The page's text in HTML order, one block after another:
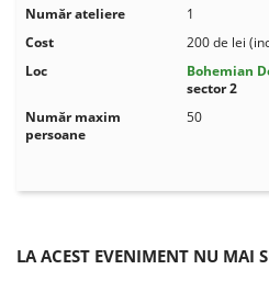
Număr ateliere
1
Cost
200 de lei
Loc
Bohemian
sector 2
Număr maxim
persoane
50
LA ACEST EVENIMENT NU MAI